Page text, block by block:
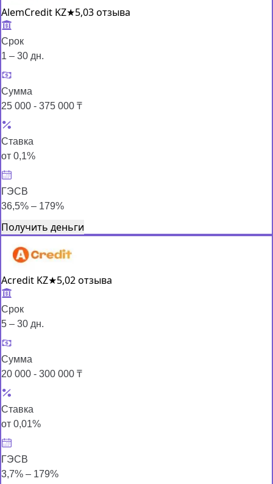
AlemCredit KZ★5,03 отзыва
Срок
1 – 30 дн.
Сумма
25 000 - 375 000 ₸
Ставка
от 0,1%
ГЭСВ
36,5% – 179%
Получить деньги
Acredit KZ★5,02 отзыва
Срок
5 – 30 дн.
Сумма
20 000 - 300 000 ₸
Ставка
от 0,01%
ГЭСВ
3,7% – 179%